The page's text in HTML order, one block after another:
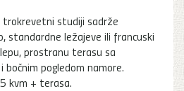
studiji sadrže
standardne ležajeve ili francuski
prostranu terasu sa
pogledom namore.
kvm + terasa.